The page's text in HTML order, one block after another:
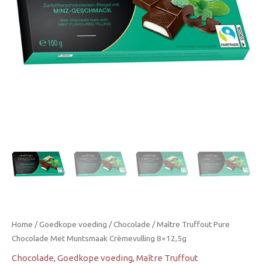
Home /Goedkope voeding /Chocolade / Maître Truffout Pure
Chocolade Met Muntsmaak Crèmevulling 8×12,5g
Chocolade, Goedkope voeding, Maître Truffout
aantal